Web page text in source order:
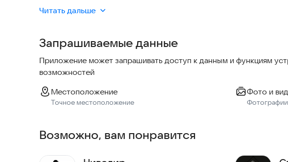
Создание и управление строительными объектами.
Добавление подрядчиков и сотрудников.
Контроль количества рабочих на объекте в реальном времени.
Управление ролями и должностями сотрудников.
Просмотр статистики по объектам и рабочим.
Читать дальше
Запрашиваемые данные
Приложение может запрашивать доступ к данным и функциям
возможностей
Местоположение
Точное местоположение
Фото и
Фотографии
Возможно, вам понравится